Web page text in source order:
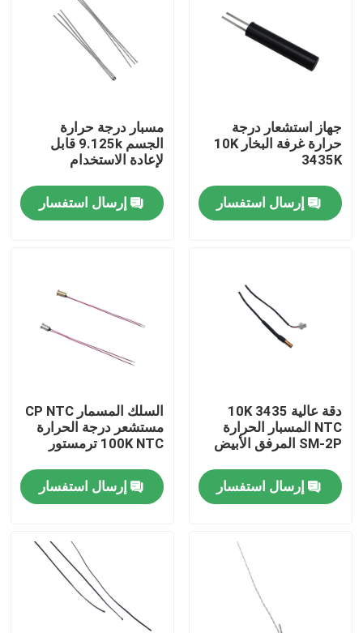
مسكن
منتجات
معلومات عنا
مراقبة الجودة
اتصل بنا
مستشعر درجة حرارة السطح
مستشعر درجة الحرارة NTC
جهاز استشعار درجة
حرارة غرفة البخار 10K
3435K
إرسال استفسار
مسبار درجة حرارة
الجسم 9.125k قابل
لإعادة الاستخدام
إرسال استفسار
دقة عالية 10K 3435
NTC المسبار الحرارة
SM-2P المرفق الأبيض
إرسال استفسار
السلك المسمار CP NTC
مستشعر درجة الحرارة
100K NTC ترمستور
إرسال استفسار